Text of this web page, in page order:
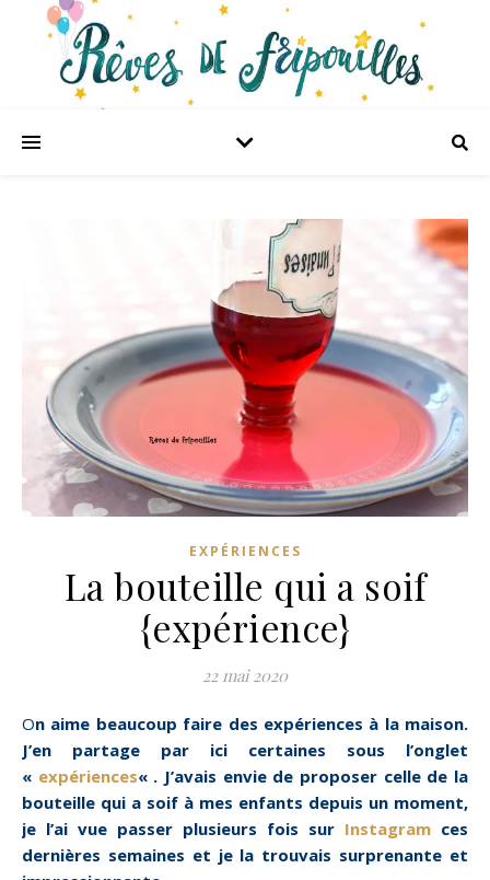
EXPÉRIENCES
La bouteille qui a soif
{expérience}
22 mai 2020
On aime beaucoup faire des expériences à la maison.
J’en partage par ici certaines sous l’onglet
« expériences« . J’avais envie de proposer celle de la
bouteille qui a soif à mes enfants depuis un moment,
je l’ai vue passer plusieurs fois sur Instagram ces
dernières semaines et je la trouvais surprenante et